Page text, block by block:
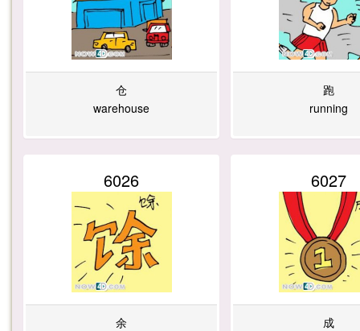
仓
warehouse
跑
running
6026
余
6027
成